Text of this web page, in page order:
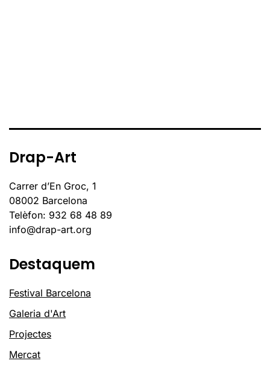
Drap-Art
Carrer d’En Groc, 1
08002 Barcelona
Telèfon: 932 68 48 89
info@drap-art.org
Destaquem
Festival Barcelona
Galeria d'Art
Projectes
Mercat